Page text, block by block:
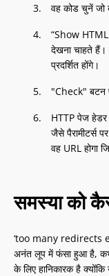
वह कोड चुनें जो
“Show
देखना चाहते
प्रदर्शित होंगे।
"Check" बटन
HTTP पेज
जैसे पैरामीटर्स
वह URL होगा
समस्या को
‘too many redirects
अनंत लूप में फंसा हुआ है,
के लिए हानिकारक है